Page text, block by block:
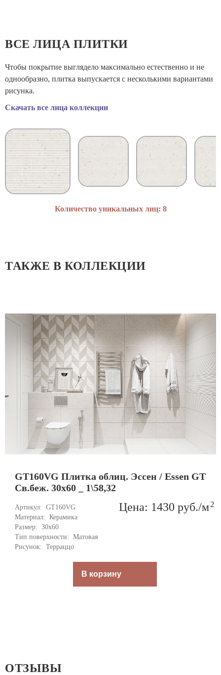
Объем коробки:
Назначение:Настенная
ВСЕ ЛИЦА ПЛИТКИ
Чтобы покрытие выглядело максимально естественно и не
однообразно, плитка выпускается с несколькими вариантами
рисунка.
Скачать все лица коллекции
Количество уникальных лиц: 8
ТАКЖЕ В КОЛЛЕКЦИИ
GT160VG Плитка облиц. Эссен / Essen GT
Св.беж. 30x60 _ 1\58,32
Артикул: GT160VG
Материал: Керамика
Размер: 30x60
Тип поверхности: Матовая
Рисунок: Терраццо
Цена: 1430 руб./м2
В корзину
ОТЗЫВЫ